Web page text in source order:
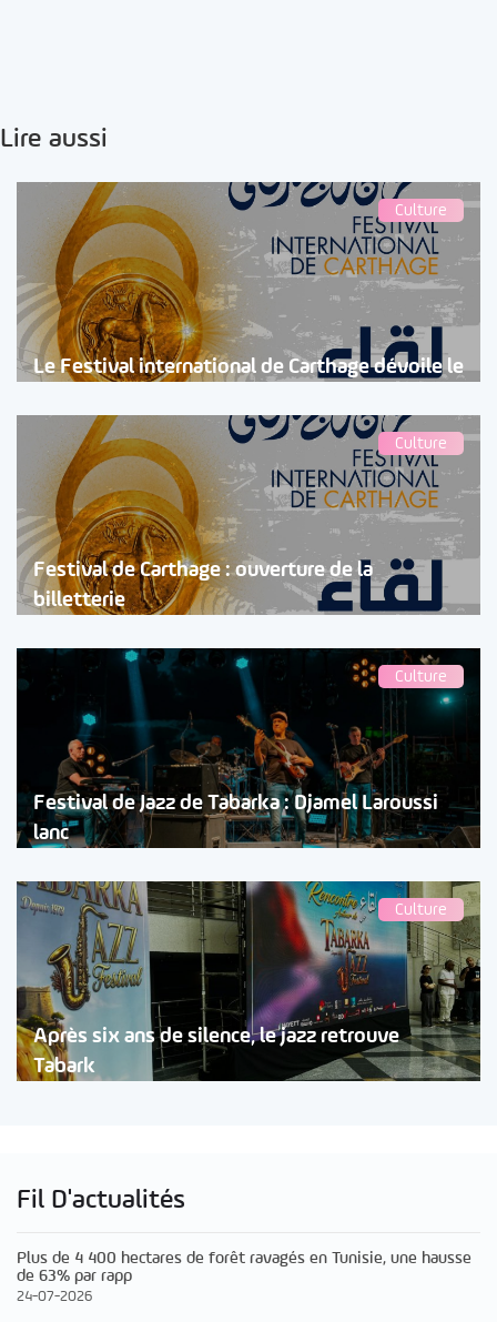
Lire aussi
Culture
Le Festival international de Carthage dévoile le
Culture
Festival de Carthage : ouverture de la
billetterie
Culture
Festival de Jazz de Tabarka : Djamel Laroussi
lanc
Culture
Après six ans de silence, le jazz retrouve
Tabark
Fil D'actualités
Plus de 4 400 hectares de forêt ravagés en Tunisie, une hausse
de 63% par rapp
24-07-2026